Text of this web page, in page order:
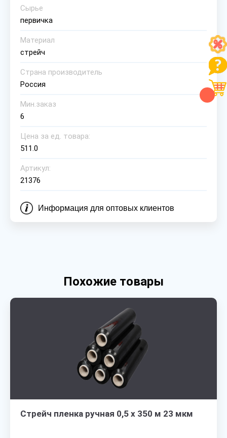
Сырье
первичка
Материал
стрейч
Страна производитель
Россия
Мин.заказ
6
Цена за ед. товара:
511.0
Артикул:
21376
Информация для оптовых клиентов
Похожие товары
Стрейч пленка ручная 0,5 х 350 м 23 мкм